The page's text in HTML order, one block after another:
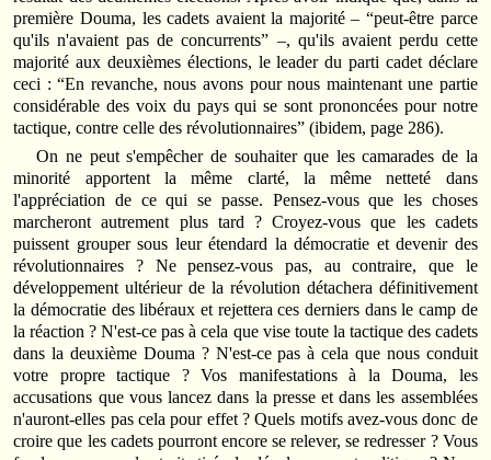
première Douma, les cadets avaient la majorité – “peut‑être parce
qu'ils n'avaient pas de concurrents” –, qu'ils avaient perdu cette
majorité aux deuxièmes élections, le leader du parti cadet déclare
ceci : “En revanche, nous avons pour nous maintenant une partie
considérable des voix du pays qui se sont prononcées pour notre
tactique, contre celle des révolutionnaires” (ibidem, page 286).
On ne peut s'empêcher de souhaiter que les camarades de la
minorité apportent la même clarté, la même netteté dans
l'appréciation de ce qui se passe. Pensez‑vous que les choses
marcheront autrement plus tard ? Croyez‑vous que les cadets
puissent grouper sous leur étendard la démocratie et devenir des
révolutionnaires ? Ne pensez‑vous pas, au contraire, que le
développement ultérieur de la révolution détachera définitivement
la démocratie des libéraux et rejettera ces derniers dans le camp de
la réaction ? N'est‑ce pas à cela que vise toute la tactique des cadets
dans la deuxième Douma ? N'est‑ce pas à cela que nous conduit
votre propre tactique ? Vos manifestations à la Douma, les
accusations que vous lancez dans la presse et dans les assemblées
n'auront‑elles pas cela pour effet ? Quels motifs avez‑vous donc de
croire que les cadets pourront encore se relever, se redresser ? Vous